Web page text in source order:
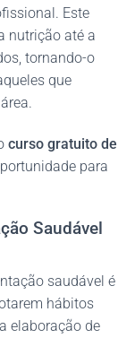
Este
nutrição até a
tornando-o
que
curso gratuito de
para
Saudável
saudável é
hábitos
elaboração de